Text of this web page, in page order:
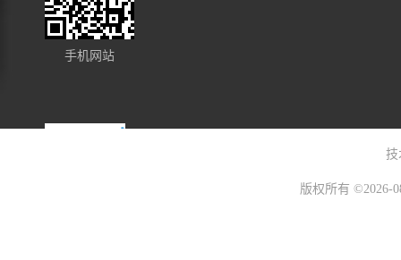
手机网站
版权所有 ©2026-